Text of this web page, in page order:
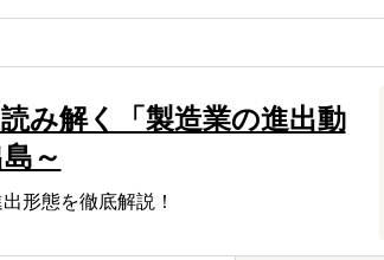
み解く「製造業の進出動
～
形態を徹底解説！